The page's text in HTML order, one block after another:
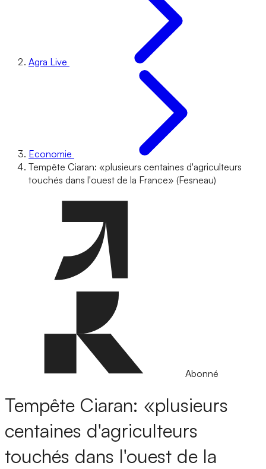
Agra Live
Economie
Tempête Ciaran: «plusieurs centaines d'agriculteurs
touchés dans l'ouest de la France» (Fesneau)
Abonné
Tempête Ciaran: «plusieurs
centaines d'agriculteurs
touchés dans l'ouest de la